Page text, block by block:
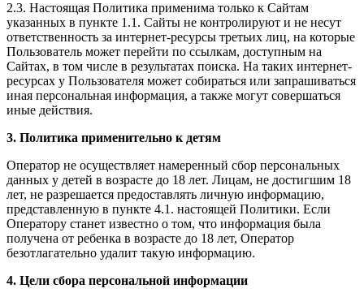
2.3. Настоящая Политика применима только к Сайтам
указанных в пункте 1.1. Сайты не контролируют и не несут
ответственность за интернет-ресурсы третьих лиц, на которые
Пользователь может перейти по ссылкам, доступным на
Сайтах, в том числе в результатах поиска. На таких интернет-
ресурсах у Пользователя может собираться или запрашиваться
иная персональная информация, а также могут совершаться
иные действия.
3. Политика применительно к детям
Оператор не осуществляет намеренный сбор персональных
данных у детей в возрасте до 18 лет. Лицам, не достигшим 18
лет, не разрешается предоставлять личную информацию,
представленную в пункте 4.1. настоящей Политики. Если
Оператору станет известно о том, что информация была
получена от ребенка в возрасте до 18 лет, Оператор
безотлагательно удалит такую информацию.
4. Цели сбора персональной информации